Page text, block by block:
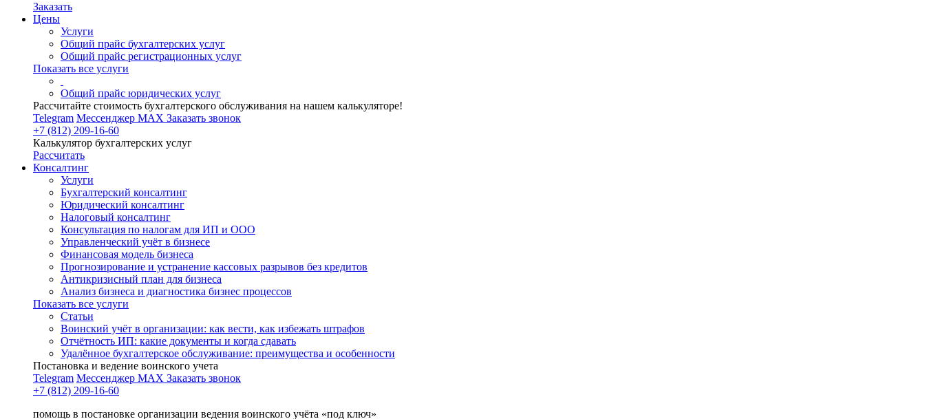
Заказать
Цены
Услуги
Общий прайс бухгалтерских услуг
Общий прайс регистрационных услуг
Показать все услуги
Общий прайс юридических услуг
Рассчитайте стоимость бухгалтерского обслуживания на нашем калькуляторе!
Telegram Мессенджер MAX Заказать звонок
+7 (812) 209-16-60
Калькулятор бухгалтерских услуг
Рассчитать
Консалтинг
Услуги
Бухгалтерский консалтинг
Юридический консалтинг
Налоговый консалтинг
Консультация по налогам для ИП и ООО
Управленческий учёт в бизнесе
Финансовая модель бизнеса
Прогнозирование и устранение кассовых разрывов без кредитов
Антикризисный план для бизнеса
Анализ бизнеса и диагностика бизнес процессов
Показать все услуги
Статьи
Воинский учёт в организации: как вести, как избежать штрафов
Отчётность ИП: какие документы и когда сдавать
Удалённое бухгалтерское обслуживание: преимущества и особенности
Постановка и ведение воинского учета
Telegram Мессенджер MAX Заказать звонок
+7 (812) 209-16-60
помощь в постановке организации ведения воинского учёта «под ключ»